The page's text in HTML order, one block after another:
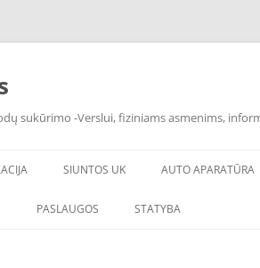
sukūrimo -Verslui, fiziniams asmenims,
SIUNTOS UK AUTO APARATŪRA
PASLAUGOS STATYBA